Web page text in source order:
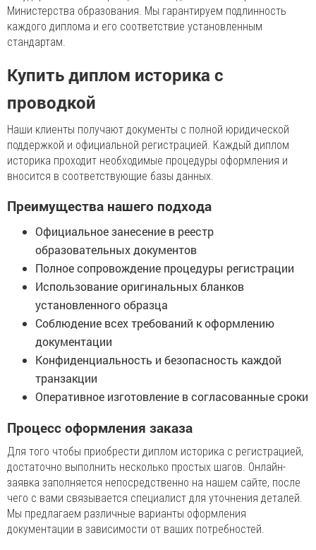
Министерства образования. Мы гарантируем подлинность
каждого диплома и его соответствие установленным
стандартам.
Купить диплом историка с
проводкой
Наши клиенты получают документы с полной юридической
поддержкой и официальной регистрацией. Каждый диплом
историка проходит необходимые процедуры оформления и
вносится в соответствующие базы данных.
Преимущества нашего подхода
Официальное занесение в реестр
образовательных документов
Полное сопровождение процедуры регистрации
Использование оригинальных бланков
установленного образца
Соблюдение всех требований к оформлению
документации
Конфиденциальность и безопасность каждой
транзакции
Оперативное изготовление в согласованные сроки
Процесс оформления заказа
Для того чтобы приобрести диплом историка с регистрацией,
достаточно выполнить несколько простых шагов. Онлайн-
заявка заполняется непосредственно на нашем сайте, после
чего с вами связывается специалист для уточнения деталей.
Мы предлагаем различные варианты оформления
документации в зависимости от ваших потребностей.